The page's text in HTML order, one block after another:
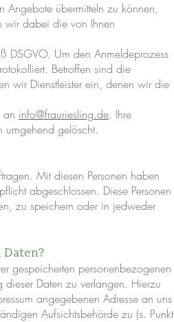
Angebote übermitteln zu können,
wir dabei die von Ihnen
DSGVO. Um den Anmeldeprozess
Betroffen sind die
wir Dienstleister ein, denen wir die
an info@frauriesling.de. Ihre
umgehend gelöscht.
Mit diesen Personen haben
abgeschlossen. Diese Personen
zu speichern oder in jedweder
Daten?
gespeicherten personenbezogenen
Daten zu verlangen. Hierzu
angegebenen Adresse an uns
Aufsichtsbehörde zu (s. Punkt